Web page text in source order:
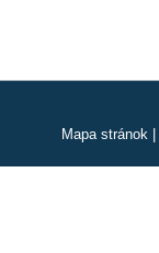
Mapa stránok|